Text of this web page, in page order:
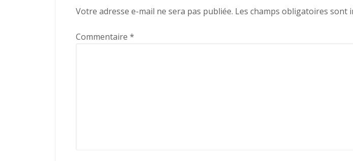
Votre adresse e-mail ne sera pas publiée. Les champs obligatoires sont
Commentaire *